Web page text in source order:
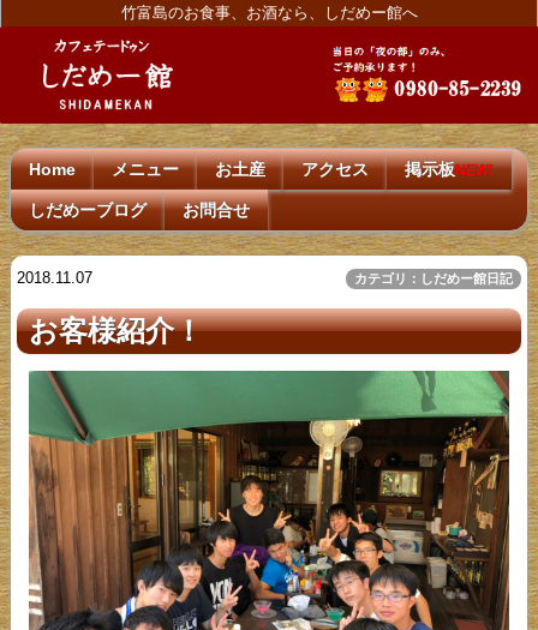
竹富島のお食事、お酒なら、しだめー館へ
Home メニュー お土産 アクセス 掲示板NEW!
しだめーブログ お問合せ
2018.11.07 カテゴリ：しだめー館日記
お客様紹介！